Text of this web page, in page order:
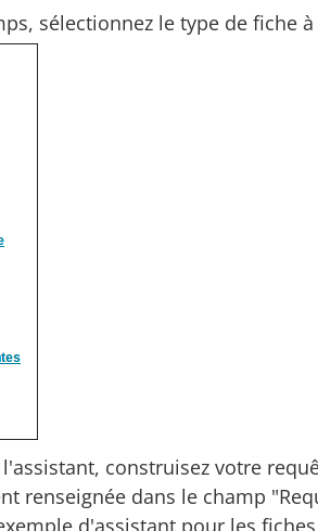
sélectionnez le type de fiche
construisez votre
renseignée dans le champ
d'assistant pour les